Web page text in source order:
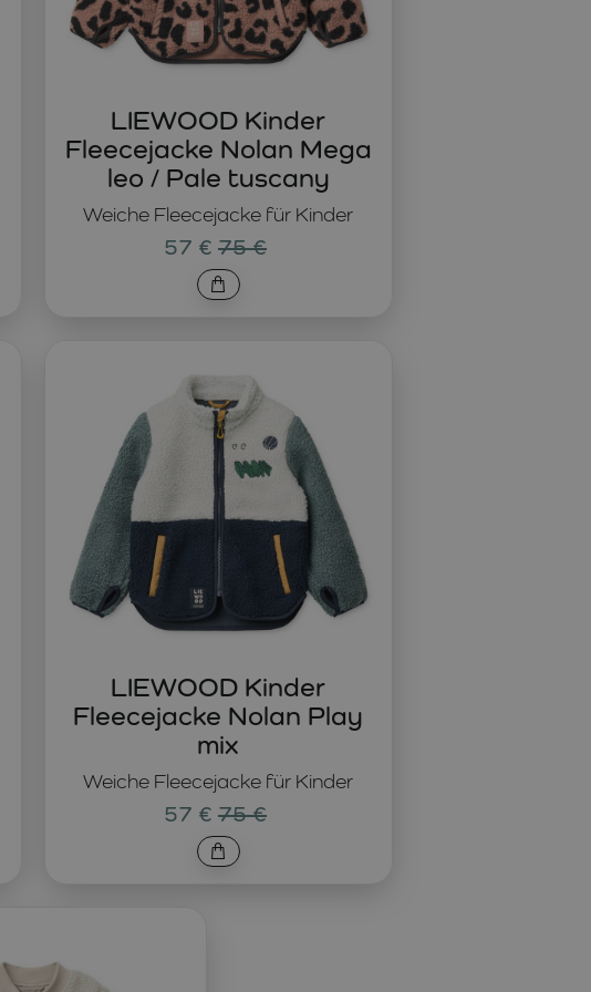
Weiche Fleecejacke für Kinder
LIEWOOD Kinder
Fleecejacke Nolan Mega
leo / Pale tuscany
57 € 75 €
Weiche Fleecejacke für Kinder
LIEWOOD Kinder
Fleecejacke Nolan Play
mix
57 € 75 €